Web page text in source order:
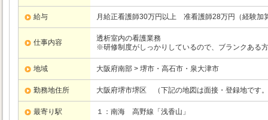
給与 月給正看護師30万円以上 准看護師28万円（経験加
仕事内容
透析室内の看護業務
※研修制度がしっかりしているので、ブランクある
地域 大阪府南部 > 堺市・高石市・泉大津市
勤務地住所 大阪府堺市堺区 （下記の地図は面接・登録地です
最寄り駅 １：南海 高野線 「浅香山」